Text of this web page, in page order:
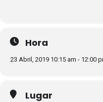
Hora
23 Abril, 2019 10:15 am - 12:00
Lugar